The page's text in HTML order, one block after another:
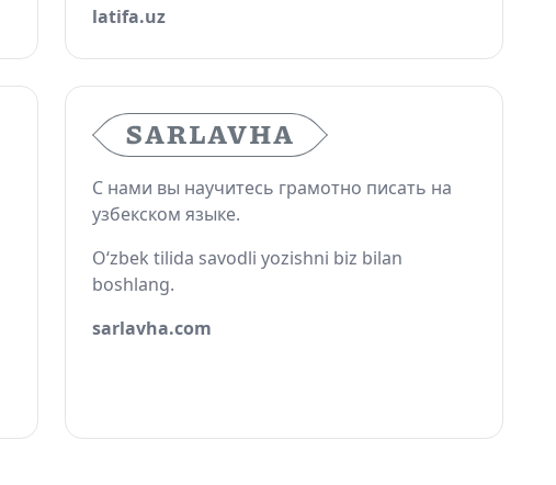
latifa.uz
С нами вы научитесь грамотно писать на
узбекском языке.
O‘zbek tilida savodli yozishni biz bilan
boshlang.
sarlavha.com